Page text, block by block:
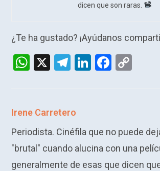
dicen que son raras.
¿Te ha gustado? ¡Ayúdanos
W
s
A
p
p
X
T
gr
a
m
Li
n
F
o
o
k
n
k
Irene Carretero
Periodista. Cinéfila que no puede
"brutal" cuando alucina con una
generalmente de esas que dicen